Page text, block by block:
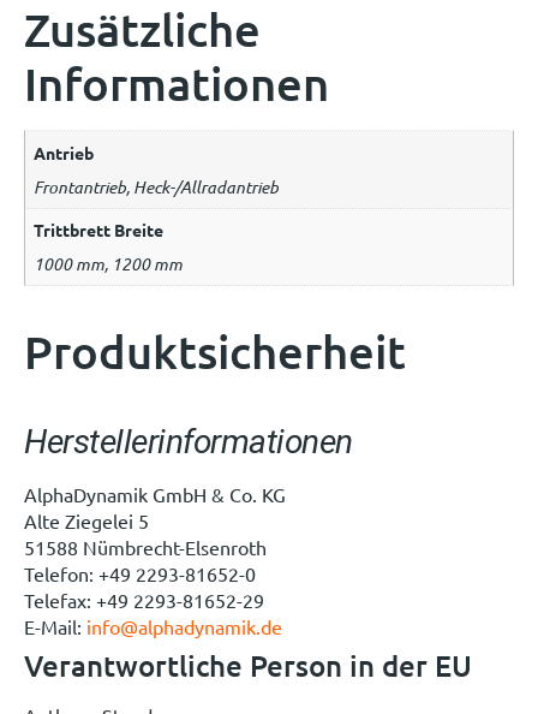
Zusätzliche
Informationen
Antrieb
Frontantrieb, Heck-/Allradantrieb
Trittbrett Breite
1000 mm, 1200 mm
Produktsicherheit
Herstellerinformationen
AlphaDynamik GmbH & Co. KG
Alte Ziegelei 5
51588 Nümbrecht-Elsenroth
Telefon: +49 2293-81652-0
Telefax: +49 2293-81652-29
E-Mail: info@alphadynamik.de
Verantwortliche Person in der EU